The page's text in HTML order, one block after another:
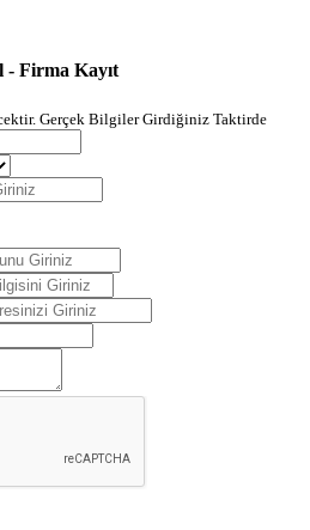
Firma Kayıt
Gerçek Bilgiler Girdiğiniz Taktirde